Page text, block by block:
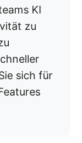
KI
zu
sich für